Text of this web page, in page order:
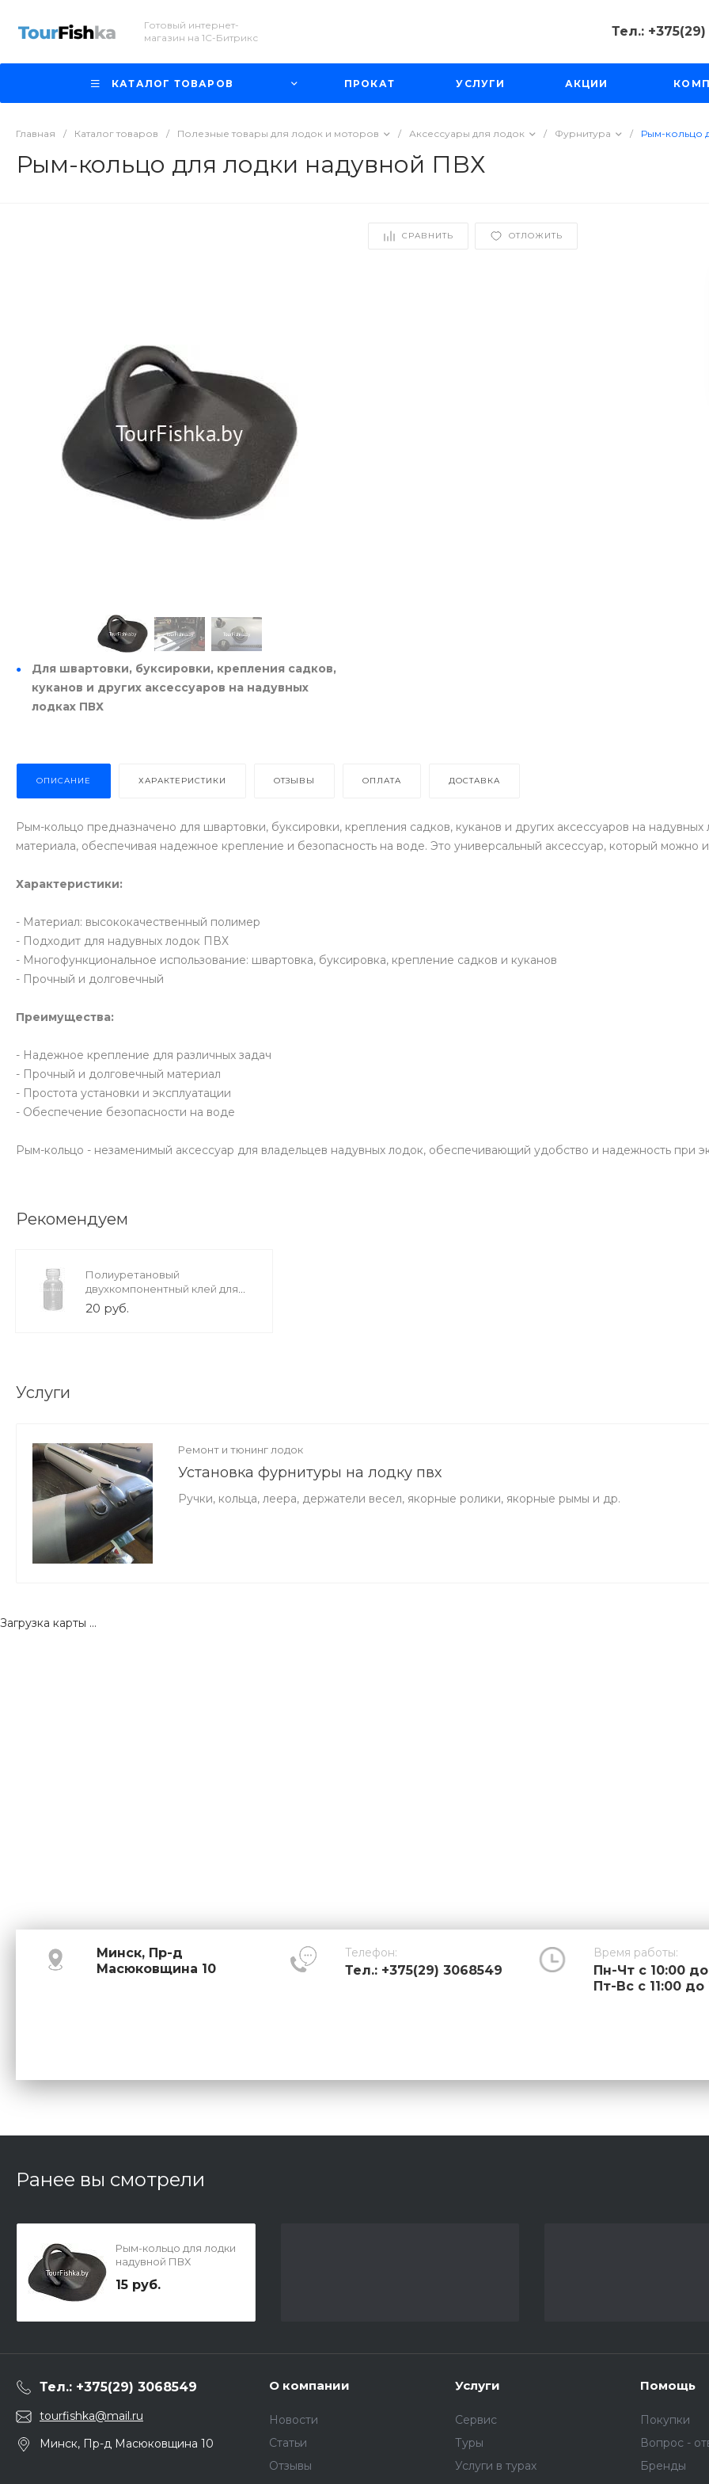
Готовый интернет-
магазин на 1С-Битрикс
Тел.:
Минск, Пр-д
Пт-Вс с 11:00
КАТАЛОГ ТОВАРОВ ПРОКАТ УСЛУГИ АКЦИИ
Главная / Каталог товаров / Полезные товары для лодок и моторов / Аксессуары для лодок / Фурнитура / Рым-кольцо
Рым-кольцо для лодки надувной ПВХ
СРАВНИТЬ ОТЛОЖИТЬ
Для швартовки, буксировки, крепления садков,
куканов и других аксессуаров на надувных
лодках ПВХ
ОПИСАНИЕ ХАРАКТЕРИСТИКИ ОТЗЫВЫ ОПЛАТА ДОСТАВКА
Рым-кольцо предназначено для швартовки, буксировки, крепления садков, куканов и других аксессуаров на
материала, обеспечивая надежное крепление и безопасность на воде. Это универсальный аксессуар, который можно
Характеристики:
- Материал: высококачественный полимер
- Подходит для надувных лодок ПВХ
- Многофункциональное использование: швартовка, буксировка, крепление садков и куканов
- Прочный и долговечный
Преимущества:
- Надежное крепление для различных задач
- Прочный и долговечный материал
- Простота установки и эксплуатации
- Обеспечение безопасности на воде
Рым-кольцо - незаменимый аксессуар для владельцев надувных лодок, обеспечивающий удобство и надежность при
Рекомендуем
Полиуретановый
двухкомпонентный клей для
лодок ПВХ (Италия)
20 руб.
Услуги
Ремонт и тюнинг лодок
Установка фурнитуры на лодку пвх
Ручки, кольца, леера, держатели весел, якорные ролики, якорные рымы и др.
Загрузка карты ...
Минск, Пр-д
Масюковщина 10
Телефон:
Тел.: +375(29) 3068549
Время работы:
Пн-Чт с 10:00
Пт-Вс с 11:00 до
Ранее вы смотрели
Рым-кольцо для лодки
надувной ПВХ
15 руб.
Тел.: +375(29) 3068549
tourfishka@mail.ru
Минск, Пр-д Масюковщина 10
О компании
Новости
Статьи
Отзывы
Услуги
Сервис
Туры
Услуги в турах
Помощь
Покупки
Вопрос -
Бренды